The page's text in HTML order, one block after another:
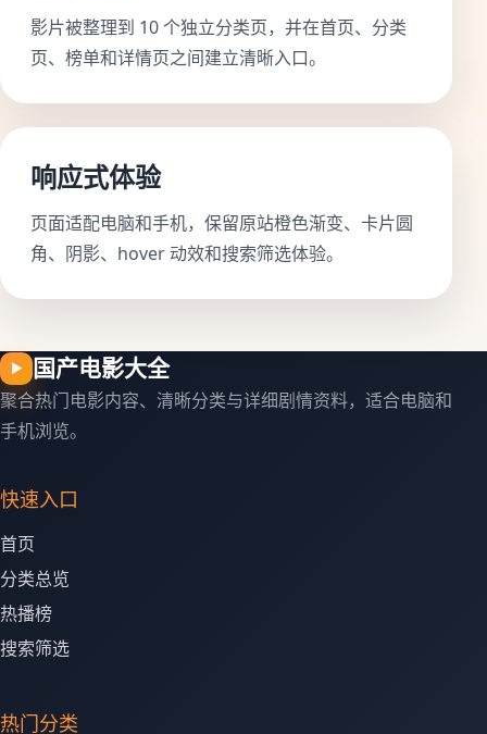
影片被整理到 10 个独立分类页，并在首页、分类
页、榜单和详情页之间建立清晰入口。
响应式体验
页面适配电脑和手机，保留原站橙色渐变、卡片圆
角、阴影、hover 动效和搜索筛选体验。
▶ 国产电影大全
聚合热门电影内容、清晰分类与详细剧情资料，适合电脑和
手机浏览。
快速入口
首页
分类总览
热播榜
搜索筛选
热门分类